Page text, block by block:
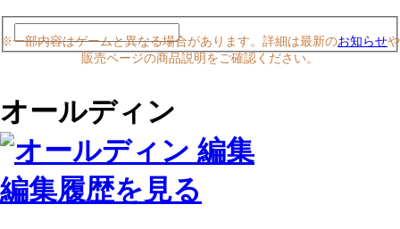
※一部内容はゲームと異なる場合があります。詳細は最新のお知らせや
販売ページの商品説明をご確認ください。
オールディン
編集履歴を見る